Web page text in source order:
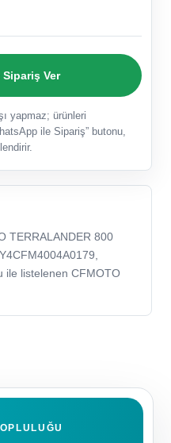
Ver
yapmaz; ürünleri
ile Sipariş” butonu,
TERRALANDER 800
ile listelenen CFMOTO